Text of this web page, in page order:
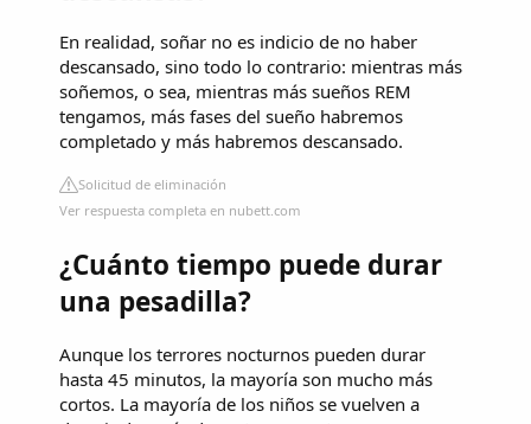
En realidad, soñar no es indicio de no haber
descansado, sino todo lo contrario: mientras más
soñemos, o sea, mientras más sueños REM
tengamos, más fases del sueño habremos
completado y más habremos descansado.
Solicitud de eliminación
Ver respuesta completa en nubett.com
¿Cuánto tiempo puede durar
una pesadilla?
Aunque los terrores nocturnos pueden durar
hasta 45 minutos, la mayoría son mucho más
cortos. La mayoría de los niños se vuelven a